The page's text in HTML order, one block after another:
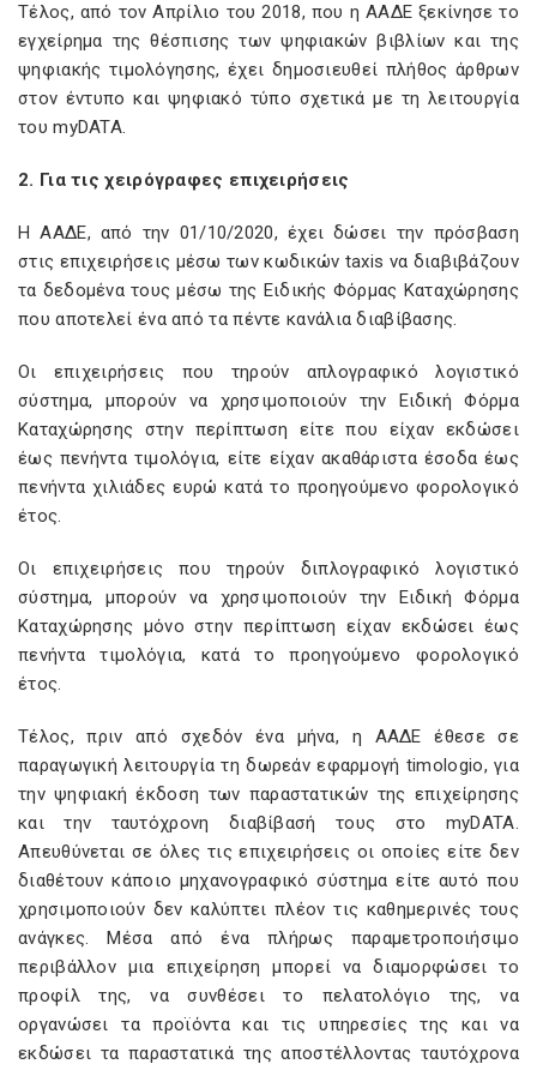
Τέλος, από τον Απρίλιο του 2018, που η ΑΑΔΕ ξεκίνησε το
εγχείρημα της θέσπισης των ψηφιακών βιβλίων και της
ψηφιακής τιμολόγησης, έχει δημοσιευθεί πλήθος άρθρων
στον έντυπο και ψηφιακό τύπο σχετικά με τη λειτουργία
του myDATA.
2. Για τις χειρόγραφες επιχειρήσεις
Η ΑΑΔΕ, από την 01/10/2020, έχει δώσει την πρόσβαση
στις επιχειρήσεις μέσω των κωδικών taxis να διαβιβάζουν
τα δεδομένα τους μέσω της Ειδικής Φόρμας Καταχώρησης
που αποτελεί ένα από τα πέντε κανάλια διαβίβασης.
Οι επιχειρήσεις που τηρούν απλογραφικό λογιστικό
σύστημα, μπορούν να χρησιμοποιούν την Ειδική Φόρμα
Καταχώρησης στην περίπτωση είτε που είχαν εκδώσει
έως πενήντα τιμολόγια, είτε είχαν ακαθάριστα έσοδα έως
πενήντα χιλιάδες ευρώ κατά το προηγούμενο φορολογικό
έτος.
Οι επιχειρήσεις που τηρούν διπλογραφικό λογιστικό
σύστημα, μπορούν να χρησιμοποιούν την Ειδική Φόρμα
Καταχώρησης μόνο στην περίπτωση είχαν εκδώσει έως
πενήντα τιμολόγια, κατά το προηγούμενο φορολογικό
έτος.
Τέλος, πριν από σχεδόν ένα μήνα, η ΑΑΔΕ έθεσε σε
παραγωγική λειτουργία τη δωρεάν εφαρμογή timologio, για
την ψηφιακή έκδοση των παραστατικών της επιχείρησης
και την ταυτόχρονη διαβίβασή τους στo myDATA.
Απευθύνεται σε όλες τις επιχειρήσεις οι οποίες είτε δεν
διαθέτουν κάποιο μηχανογραφικό σύστημα είτε αυτό που
χρησιμοποιούν δεν καλύπτει πλέον τις καθημερινές τους
ανάγκες. Μέσα από ένα πλήρως παραμετροποιήσιμο
περιβάλλον μια επιχείρηση μπορεί να διαμορφώσει το
προφίλ της, να συνθέσει το πελατολόγιο της, να
οργανώσει τα προϊόντα και τις υπηρεσίες της και να
εκδώσει τα παραστατικά της αποστέλλοντας ταυτόχρονα